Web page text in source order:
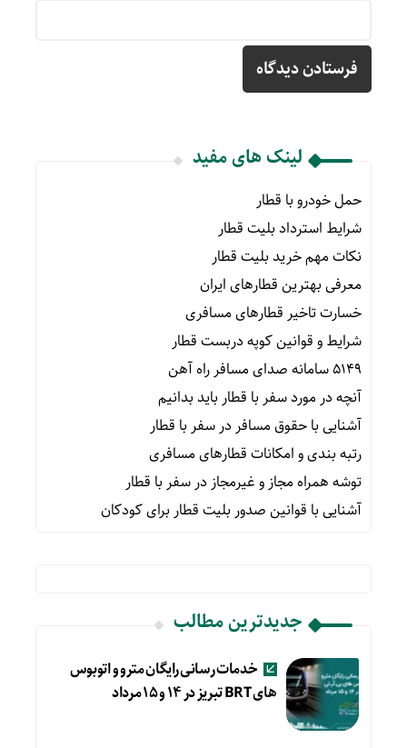
لینک های مفید
حمل خودرو با قطار
شرایط استرداد بلیت قطار
نکات مهم خرید بلیت قطار
معرفی بهترین قطارهای ایران
خسارت تاخیر قطارهای مسافری
شرایط و قوانین کوپه دربست قطار
۵۱۴۹ سامانه صدای مسافر راه آهن
آنچه در مورد سفر با قطار باید بدانیم
آشنایی با حقوق مسافر در سفر با قطار
رتبه بندی و امکانات قطارهای مسافری
توشه همراه مجاز و غیرمجاز در سفر با قطار
آشنایی با قوانین صدور بلیت قطار برای کودکان
جدیدترین مطالب
خدمات رسانی رایگان مترو و اتوبوس
های BRT تبریز در ۱۴ و ۱۵ مرداد